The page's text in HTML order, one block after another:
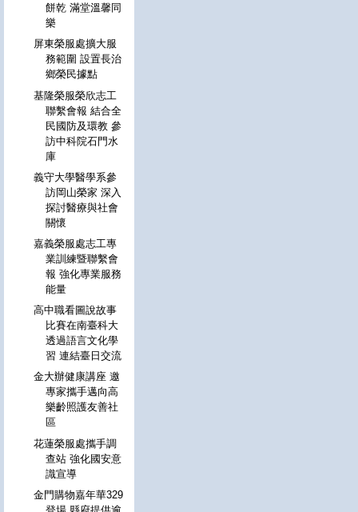
餅乾 滿堂溫馨同
樂
屏東榮服處擴大服
務範圍 設置長治
鄉榮民據點
基隆榮服榮欣志工
聯繫會報 結合全
民國防及環教 參
訪中科院石門水
庫
義守大學醫學系參
訪岡山榮家 深入
探討醫療與社會
關懷
嘉義榮服處志工專
業訓練暨聯繫會
報 強化專業服務
能量
高中職看圖說故事
比賽在南臺科大
透過語言文化學
習 連結臺日交流
金大辦健康講座 邀
專家攜手邁向高
樂齡照護友善社
區
花蓮榮服處攜手調
查站 強化國安意
識宣導
金門購物嘉年華329